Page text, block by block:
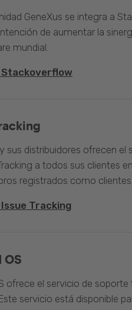
GeneXus se integra a
de aumentar la
mundial.
sus distribuidores ofrecen
a todos sus clientes
registrados como clientes.
Tracking
OS
ofrece el servicio de
servicio está disponible